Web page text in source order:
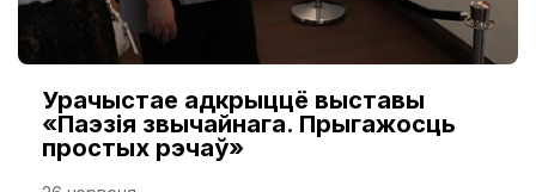
Урачыстае адкрыццё выставы
«Паэзія звычайнага. Прыгажосць
простых рэчаў»